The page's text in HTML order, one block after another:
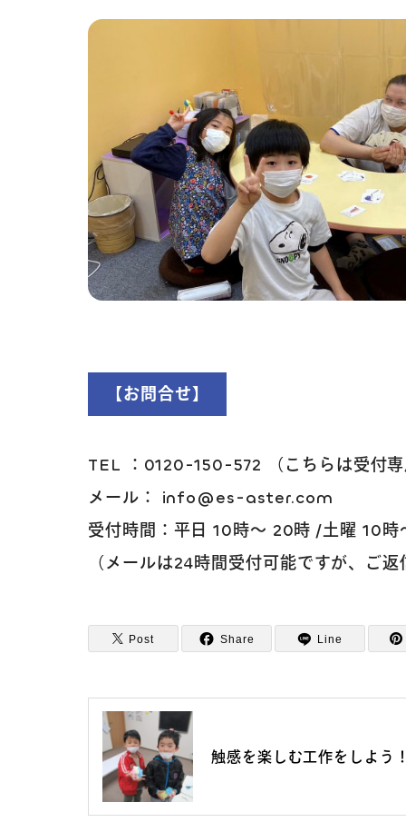
【お問合せ】
TEL ：0120-150-572 （こちらは受付専
メール： info@es-aster.com
受付時間：平日 10時～ 20時 /土曜 10時
（メールは24時間受付可能ですが、ご
Post Share Line
触感を楽しむ工作をしよ